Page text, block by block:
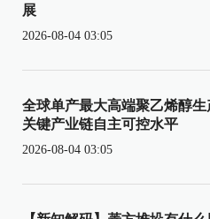
展
2026-08-04 03:05
全球单产最大高端聚乙烯醇
关键产业链自主可控水平
2026-08-04 03:05